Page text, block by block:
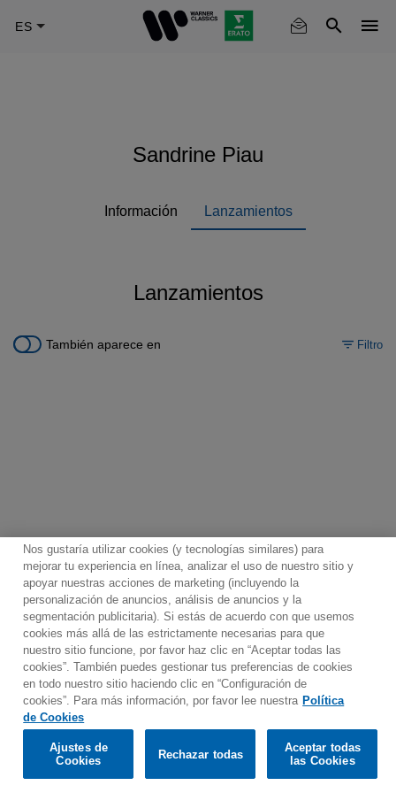
Sandrine Piau
Información Lanzamientos
Lanzamientos
También aparece en Filtro
Contacto Boletin informativo
Términos de Uso
Política de Privacidad
Mapa web
Política de cookies
Ajustes de Cookies
© 2025 Parlophone Records Limited. All rights reserved.
Would you prefer to visit our website in English?
Confirm
Nos gustaría utilizar cookies (y tecnologías similares) para
mejorar tu experiencia en línea, analizar el uso de nuestro sitio y
apoyar nuestras acciones de marketing (incluyendo la
personalización de anuncios, análisis de anuncios y la
segmentación publicitaria). Si estás de acuerdo con que usemos
cookies más allá de las estrictamente necesarias para que
nuestro sitio funcione, por favor haz clic en “Aceptar todas las
cookies”. También puedes gestionar tus preferencias de cookies
en todo nuestro sitio haciendo clic en “Configuración de
cookies”. Para más información, por favor lee nuestra Política
de Cookies
Ajustes de
Cookies
Rechazar todas
Aceptar todas
las Cookies